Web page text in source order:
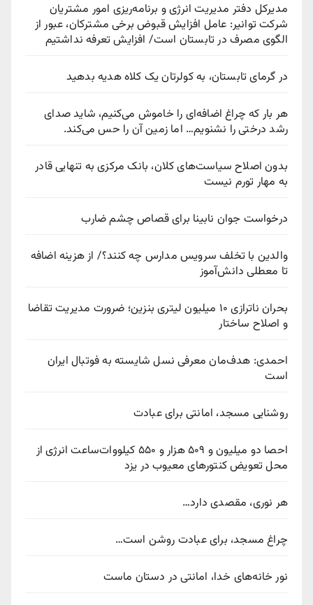
مدیرکل دفتر مدیریت انرژی و برنامه‌ریزی امور مشتریان
شرکت توانیر: عامل افزایش قبوض برخی مشترکان، عبور از
الگوی مصرف در تابستان است/ افزایش تعرفه نداشتیم
در گرمای تابستان، به کولرتان یک کلاه هدیه بدهید
هر بار که چراغ اضافه‌ای را خاموش می‌کنیم، شاید صدای
رشد درختی را نشنویم… اما زمین آن را حس می‌کند.
بدون اصلاح سیاست‌های کلان، بانک مرکزی به تنهایی قادر
به مهار تورم نیست
درخواست جوان نابینا برای قصاص چشم ضارب
والدین با تخلف سرویس مدارس چه کنند؟/ از هزینه اضافه
تا معطلی دانش‌آموز
بحران ناترازی ۱۰ میلیون لیتری بنزین؛ ضرورت مدیریت تقاضا
و اصلاح ساختار
احمدی: هدف‌مان معرفی نسل شایسته به فوتبال ایران
است
روشنایی مسجد، امانتی برای عبادت
احصا دو میلیون و ۵۰۹ هزار و ۵۵۰ کیلووات‌ساعت انرژی از
محل تعویض کنتورهای معیوب در یزد
هر نوری، مقصدی دارد…
چراغ مسجد، برای عبادت روشن است…
نور خانه‌های خدا، امانتی در دستان ماست